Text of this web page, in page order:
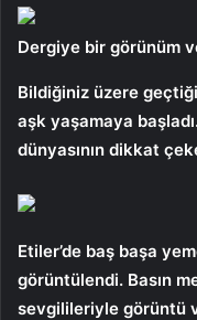
Dergiye bir görünüm
Bildiğiniz üzere
aşk yaşamaya
dünyasının dikkat
Etiler’de baş başa
görüntülendi. Basın
sevgilileriyle görüntü